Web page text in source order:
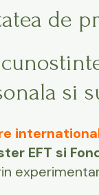
de
si
EFT si